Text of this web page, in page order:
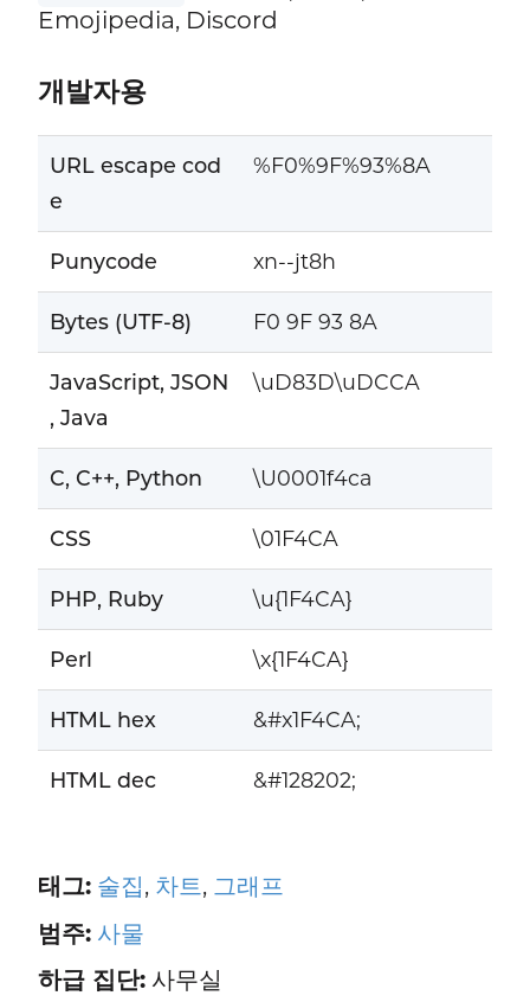
Emojipedia, Discord
개발자용
URL escape cod
e
%F0%9F%93%8A
Punycode xn--jt8h
Bytes (UTF-8) F0 9F 93 8A
JavaScript, JSON
, Java
\uD83D\uDCCA
C, C++, Python \U0001f4ca
CSS \01F4CA
PHP, Ruby \u{1F4CA}
Perl \x{1F4CA}
HTML hex &#x1F4CA;
HTML dec &#128202;
태그: 술집, 차트, 그래프
범주: 사물
하급 집단:사무실